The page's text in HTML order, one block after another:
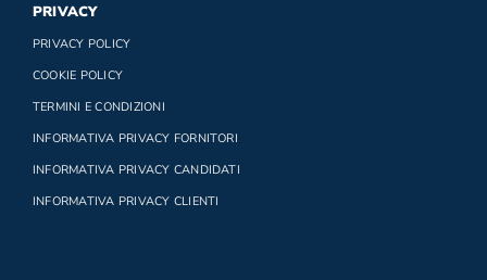
PRIVACY
PRIVACY POLICY
COOKIE POLICY
TERMINI E CONDIZIONI
INFORMATIVA PRIVACY FORNITORI
INFORMATIVA PRIVACY CANDIDATI
INFORMATIVA PRIVACY CLIENTI